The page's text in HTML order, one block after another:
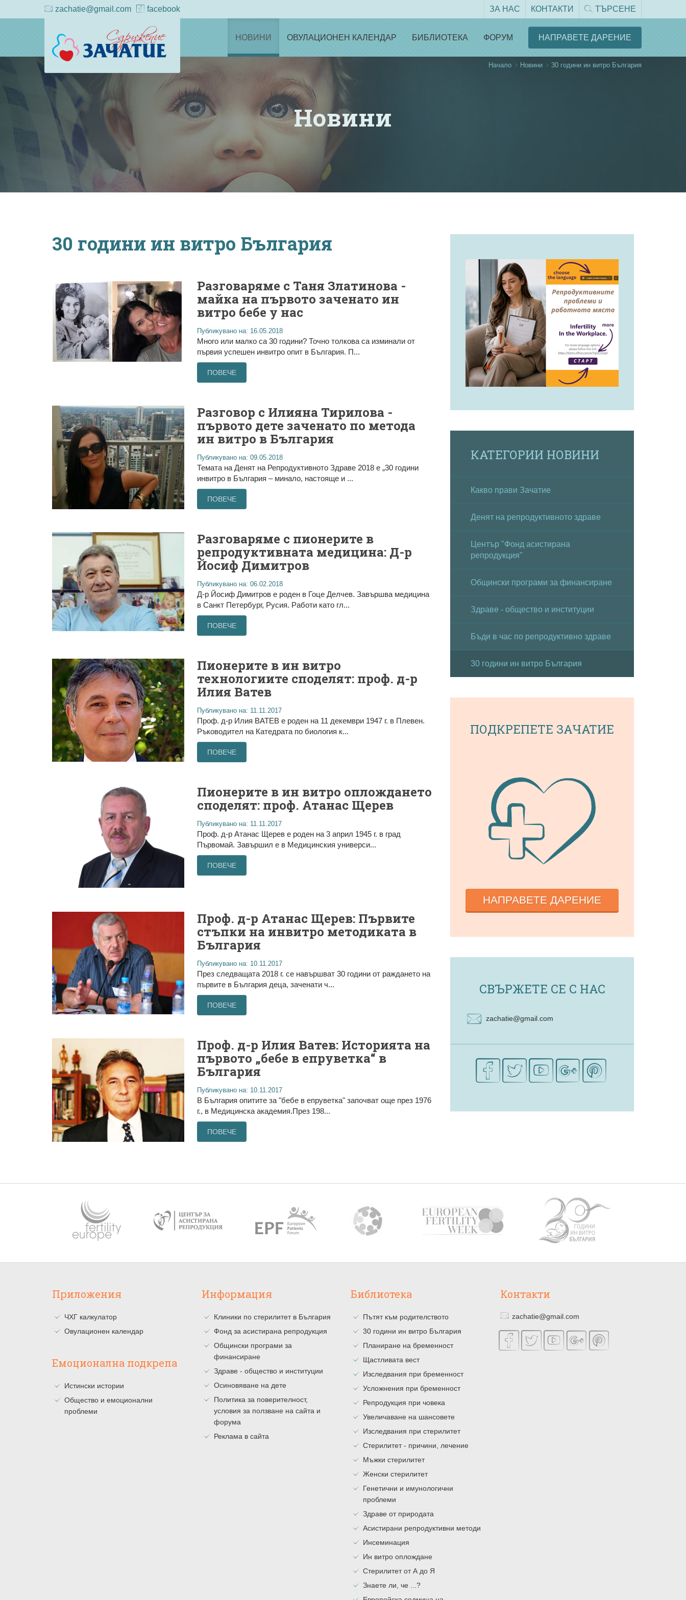
zachatie@gmail.com facebook ЗА НАС КОНТАКТИ ТЪРСЕНЕ
НОВИНИ ОВУЛАЦИОНЕН КАЛЕНДАР БИБЛИОТЕКА ФОРУМ НАПРАВЕТЕ ДАРЕНИЕ
Начало Новини 30 години ин витро България
Новини
30 години ин витро България
Разговаряме с Таня Златинова -
майка на първото заченато ин
витро бебе у нас
Публикувано на: 16.05.2018
Много или малко са 30 години? Точно толкова са изминали от
първия успешен инвитро опит в България. П...
ПОВЕЧЕ
Разговор с Илияна Тирилова -
първото дете заченато по метода
ин витро в България
Публикувано на: 09.05.2018
Темата на Денят на Репродуктивното Здраве 2018 е „30 години
инвитро в България – минало, настояще и ...
ПОВЕЧЕ
Разговаряме с пионерите в
репродуктивната медицина: Д-р
Йосиф Димитров
Публикувано на: 06.02.2018
Д-р Йосиф Димитров е роден в Гоце Делчев. Завършва медицина
в Санкт Петербург, Русия. Работи като гл...
ПОВЕЧЕ
Пионерите в ин витро
технологиите споделят: проф. д-р
Илия Ватев
Публикувано на: 11.11.2017
Проф. д-р Илия ВАТЕВ е роден на 11 декември 1947 г. в Плевен.
Ръководител на Катедрата по биология к...
ПОВЕЧЕ
Пионерите в ин витро оплождането
споделят: проф. Атанас Щерев
Публикувано на: 11.11.2017
Проф. д-р Атанас Щерев е роден на 3 април 1945 г. в град
Първомай. Завършил е в Медицинския универси...
ПОВЕЧЕ
Проф. д-р Атанас Щерев: Първите
стъпки на инвитро методиката в
България
Публикувано на: 10.11.2017
През следващата 2018 г. се навършват 30 години от раждането на
първите в България деца, заченати ч...
ПОВЕЧЕ
Проф. д-р Илия Ватев: Историята на
първото „бебе в епруветка“ в
България
Публикувано на: 10.11.2017
В България опитите за "бебе в епруветка" започват още през 1976
г., в Медицинска академия.През 198...
ПОВЕЧЕ
КАТЕГОРИИ НОВИНИ
Какво прави Зачатие
Денят на репродуктивното здраве
Център "Фонд асистирана
репродукция"
Общински програми за финансиране
Здраве - общество и институции
Бъди в час по репродуктивно здраве
30 години ин витро България
ПОДКРЕПЕТЕ ЗАЧАТИЕ
НАПРАВЕТЕ ДАРЕНИЕ
СВЪРЖЕТЕ СЕ С НАС
zachatie@gmail.com
Приложения
ЧХГ калкулатор
Овулационен календар
Емоционална подкрепа
Истински истории
Общество и емоционални
проблеми
Информация
Клиники по стерилитет в България
Фонд за асистирана репродукция
Общински програми за
финансиране
Здраве - общество и институции
Осиновяване на дете
Политика за поверителност,
условия за ползване на сайта и
форума
Реклама в сайта
Библиотека
Пътят към родителството
30 години ин витро България
Планиране на бременност
Щастливата вест
Изследвания при бременност
Усложнения при бременност
Репродукция при човека
Увеличаване на шансовете
Изследвания при стерилитет
Стерилитет - причини, лечение
Мъжки стерилитет
Женски стерилитет
Генетични и имунологични
проблеми
Здраве от природата
Асистирани репродуктивни методи
Инсеминация
Ин витро оплождане
Стерилитет от А до Я
Знаете ли, че ...?
Контакти
zachatie@gmail.com